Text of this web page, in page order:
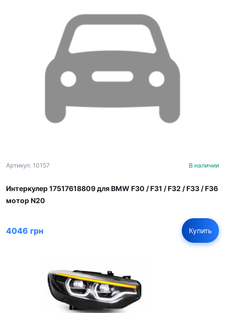
Артикул: 10157 В наличии
Интеркулер 17517618809 для BMW F30 / F31 / F32 / F33 / F36
мотор N20
4046 грн Купить